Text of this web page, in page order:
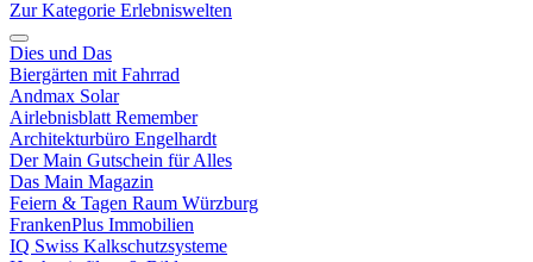
Zur Kategorie Erlebniswelten
Dies und Das
Biergärten mit Fahrrad
Andmax Solar
Airlebnisblatt Remember
Architekturbüro Engelhardt
Der Main Gutschein für Alles
Das Main Magazin
Feiern & Tagen Raum Würzburg
FrankenPlus Immobilien
IQ Swiss Kalkschutzsysteme